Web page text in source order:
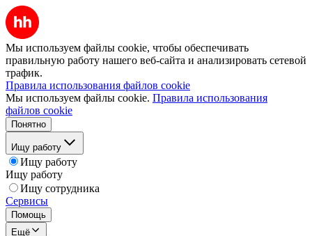
Мы используем файлы cookie, чтобы обеспечивать
правильную работу нашего веб-сайта и анализировать сетевой
трафик.
Правила использования файлов cookie
Мы используем файлы cookie. Правила использования
файлов cookie
Понятно
Ищу работу
Ищу работу
Ищу работу
Ищу сотрудника
Сервисы
Помощь
Ещё